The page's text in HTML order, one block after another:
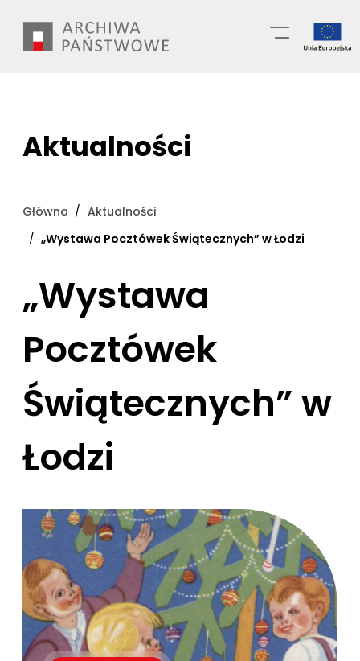
treści
Aktualności
Główna
Aktualności
„Wystawa Pocztówek Świątecznych” w Łodzi
„Wystawa
Pocztówek
Świątecznych” w
Łodzi